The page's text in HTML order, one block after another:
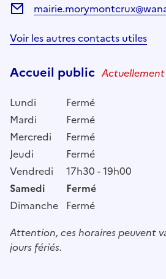
Voir les autres contacts utiles
Accueil public
Lundi
Fermé
Mardi
Fermé
Mercredi
Fermé
Jeudi
Fermé
Vendredi
17h30 - 19h00
Samedi
Fermé
Dimanche Fermé
Attention, ces horaires peuvent
jours fériés.